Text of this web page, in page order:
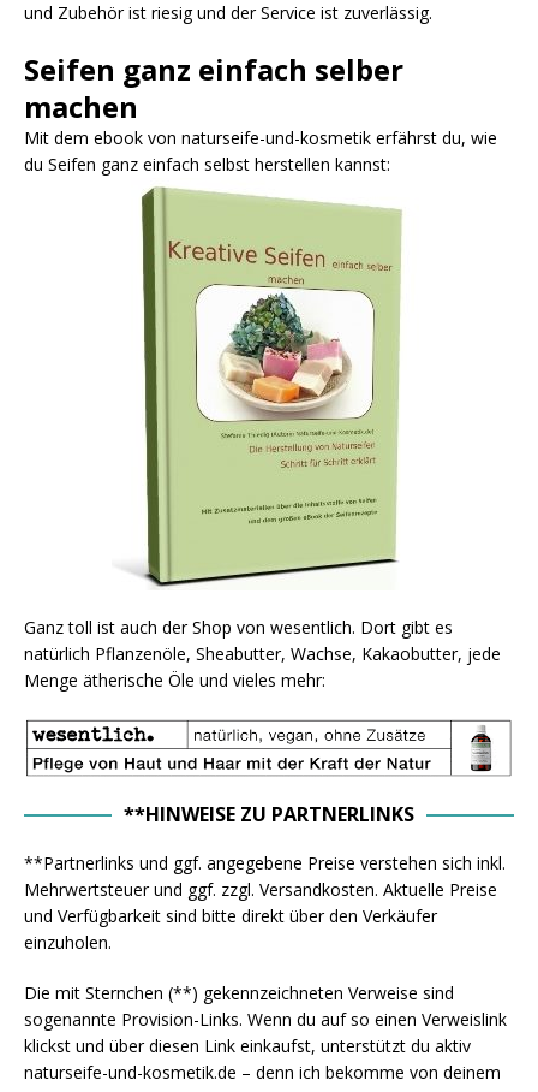
und Zubehör ist riesig und der Service ist zuverlässig.
Seifen ganz einfach selber
machen
Mit dem ebook von naturseife-und-kosmetik erfährst du, wie
du Seifen ganz einfach selbst herstellen kannst:
Ganz toll ist auch der Shop von wesentlich. Dort gibt es
natürlich Pflanzenöle, Sheabutter, Wachse, Kakaobutter, jede
Menge ätherische Öle und vieles mehr:
**HINWEISE ZU PARTNERLINKS
**Partnerlinks und ggf. angegebene Preise verstehen sich inkl.
Mehrwertsteuer und ggf. zzgl. Versandkosten. Aktuelle Preise
und Verfügbarkeit sind bitte direkt über den Verkäufer
einzuholen.
Die mit Sternchen (**) gekennzeichneten Verweise sind
sogenannte Provision-Links. Wenn du auf so einen Verweislink
klickst und über diesen Link einkaufst, unterstützt du aktiv
naturseife-und-kosmetik.de – denn ich bekomme von deinem